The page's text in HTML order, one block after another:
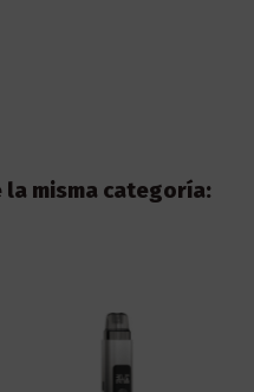
misma categoría: